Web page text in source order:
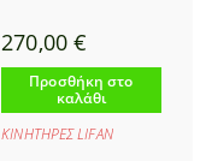
270,00 €
Προσθήκη στο
καλάθι
ΚΙΝΗΤΗΡΕΣ LIFAΝ